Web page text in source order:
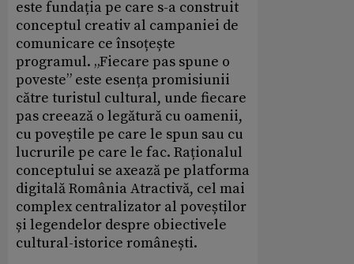
este fundația pe care s-a construit
conceptul creativ al campaniei de
comunicare ce însoțește
programul. „Fiecare pas spune o
poveste” este esența promisiunii
către turistul cultural, unde fiecare
pas creează o legătură cu oamenii,
cu poveștile pe care le spun sau cu
lucrurile pe care le fac. Raționalul
conceptului se axează pe platforma
digitală România Atractivă, cel mai
complex centralizator al poveștilor
și legendelor despre obiectivele
cultural-istorice românești.